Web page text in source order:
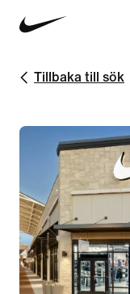
Tillbaka till sök